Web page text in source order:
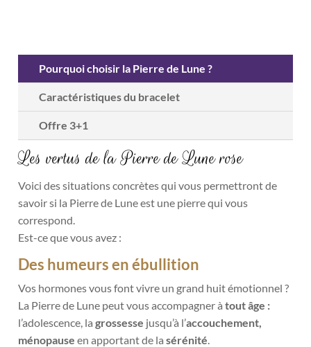
Pourquoi choisir la Pierre de Lune ?
Caractéristiques du bracelet
Offre 3+1
Les vertus de la Pierre de Lune rose
Voici des situations concrètes qui vous permettront de
savoir si la Pierre de Lune est une pierre qui vous
correspond.
Est-ce que vous avez :
Des humeurs en ébullition
Vos hormones vous font vivre un grand huit émotionnel ?
La Pierre de Lune peut vous accompagner àtout âge :
l’adolescence, lagrossesse jusqu’à l’accouchement,
ménopause en apportant de lasérénité.